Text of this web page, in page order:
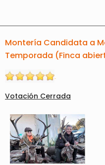
Montería Candidata a
Temporada (Finca
Votación Cerrada